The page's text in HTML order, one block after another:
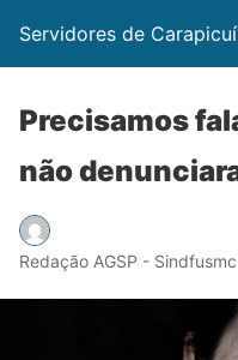
Servidores de
Precisamos
não
Redação AGSP - Sindfusmc